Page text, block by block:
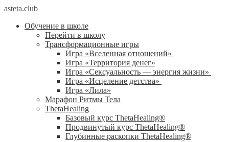
asteta.club
Обучение в школе
Перейти в школу
Трансформационные игры
Игра «Вселенная отношений»
Игра «Территория денег»
Игра «Сексуальность — энергия жизни»
Игра «Исцеление детства»
Игра «Лила»
Марафон Ритмы Тела
ThetaHealing
Базовый курс ThetaHealing®
Продвинутый курс ThetaHealing®
Глубинные раскопки ThetaHealing®